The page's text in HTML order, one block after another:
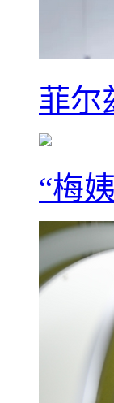
菲尔
“梅